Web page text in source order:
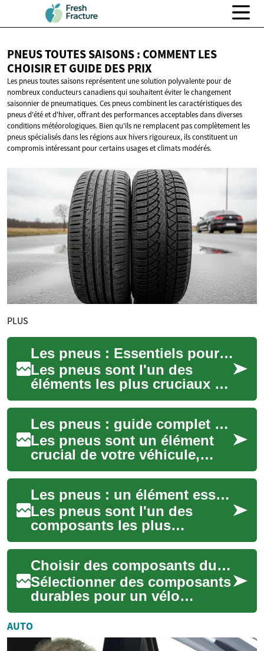
PNEUS TOUTES SAISONS : COMMENT LES
CHOISIR ET GUIDE DES PRIX
Les pneus toutes saisons représentent une solution polyvalente pour de
nombreux conducteurs canadiens qui souhaitent éviter le changement
saisonnier de pneumatiques. Ces pneus combinent les caractéristiques des
pneus d'été et d'hiver, offrant des performances acceptables dans diverses
conditions météorologiques. Bien qu'ils ne remplacent pas complètement les
pneus spécialisés dans les régions aux hivers rigoureux, ils constituent un
compromis intéressant pour certains usages et climats modérés.
PLUS
Les pneus : Essentiels pour votre sécurité et votre confort sur la route
Les pneus sont l'un des
éléments les plus cruciaux de
votre véhicule, assurant votre
sécurité et votre confort sur
la...
Les pneus : guide complet pour une conduite en toute sécurité
Les pneus sont un élément
crucial de votre véhicule,
jouant un rôle essentiel dans
la sécurité, les performances
et l...
Les pneus : un élément essentiel pour la sécurité et les performances de votre véhicule
Les pneus sont l'un des
composants les plus
importants de votre voiture,
assurant le contact vital entre
votre véhicu...
Choisir des composants durables : pneus, freins et transmissions
Sélectionner des composants
durables pour un vélo
implique de concilier
sécurité, maintenance et
impact environnement...
AUTO